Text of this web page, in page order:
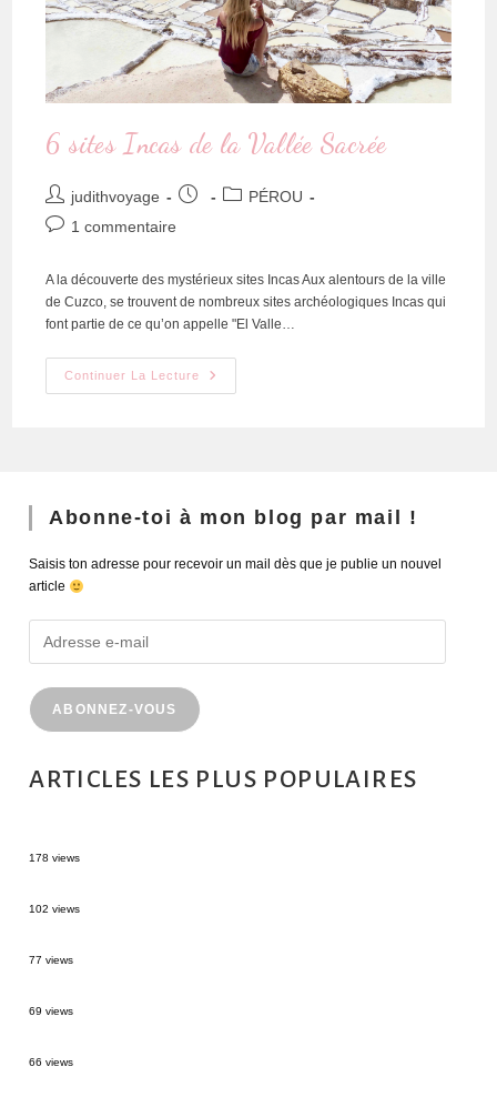
6 sites Incas de la Vallée Sacrée
judithvoyage
PÉROU
1 commentaire
A la découverte des mystérieux sites Incas Aux alentours de la ville
de Cuzco, se trouvent de nombreux sites archéologiques Incas qui
font partie de ce qu’on appelle "El Valle…
Continuer La Lecture
Abonne-toi à mon blog par mail !
Saisis ton adresse pour recevoir un mail dès que je publie un nouvel
article
ABONNEZ-VOUS
ARTICLES LES PLUS POPULAIRES
178 views
102 views
77 views
69 views
66 views